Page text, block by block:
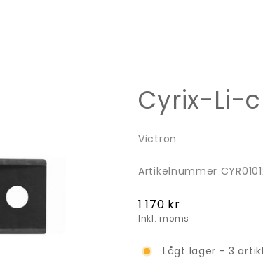
Cyrix-Li-
Victron
Artikelnummer
Ordinarie
pris
1 170 kr
Inkl. moms
Lågt lager - 3